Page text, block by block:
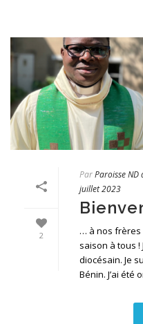
2
ParParoisse ND
juillet 2023
… à nos frères
saison à tous !
diocésain. Je
Bénin. J’ai été